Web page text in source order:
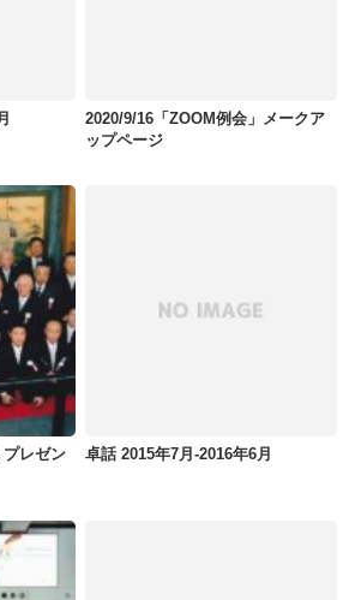
2020/9/16「ZOOM例会」メークア
ップページ
プレゼン
卓話 2015年7月-2016年6月